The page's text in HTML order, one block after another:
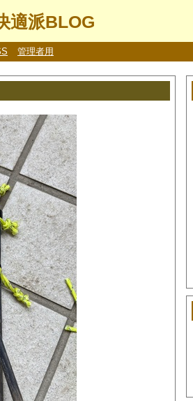
適派BLOG
管理者用